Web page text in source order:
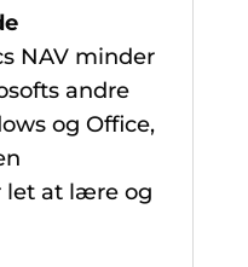
NAV minder
andre
og Office,
let at lære og